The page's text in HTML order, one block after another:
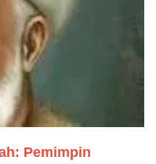
Pemimpin